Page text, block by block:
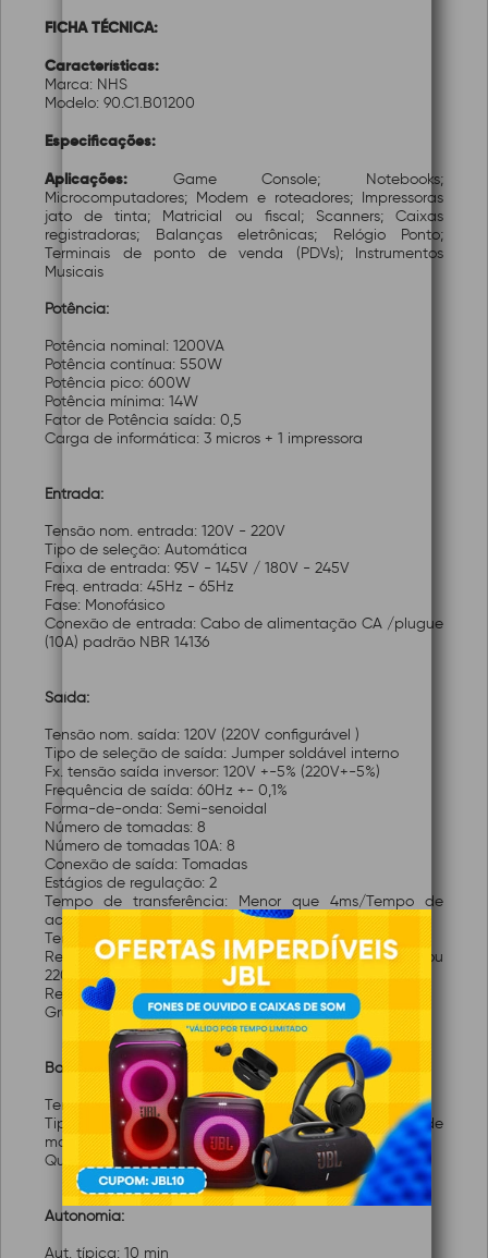
FICHA TÉCNICA:
Características:
Marca: NHS
Modelo: 90.C1.B01200
Especificações:
Aplicações: Game Console; Notebooks;
Microcomputadores; Modem e roteadores; Impressoras
jato de tinta; Matricial ou fiscal; Scanners; Caixas
registradoras; Balanças eletrônicas; Relógio Ponto;
Terminais de ponto de venda (PDVs); Instrumentos
Musicais
Potência:
Potência nominal: 1200VA
Potência contínua: 550W
Potência pico: 600W
Potência mínima: 14W
Fator de Potência saída: 0,5
Carga de informática: 3 micros + 1 impressora
Entrada:
Tensão nom. entrada: 120V - 220V
Tipo de seleção: Automática
Faixa de entrada: 95V - 145V / 180V - 245V
Freq. entrada: 45Hz - 65Hz
Fase: Monofásico
Conexão de entrada: Cabo de alimentação CA /plugue
(10A) padrão NBR 14136
Saída:
Tensão nom. saída: 120V (220V configurável )
Tipo de seleção de saída: Jumper soldável interno
Fx. tensão saída inversor: 120V +-5% (220V+-5%)
Frequência de saída: 60Hz +- 0,1%
Forma-de-onda: Semi-senoidal
Número de tomadas: 8
Número de tomadas 10A: 8
Conexão de saída: Tomadas
Estágios de regulação: 2
Tempo de transferência: Menor que 4ms/Tempo de
acionamento do inversor menor que 0,8ms
Tempo de comutação: Menor que 4ms
Rend. pl. carga rede: >= 95% para 120V/120V ou
220V/220V / >= 90% para 120V/220V ou 220V/120V
Rend. pl. carga inversor: >= 80%
Grupo gerador: Compatibilidade sob consulta
Bateria:
Tensão operação: 24V
Tipo de bateria: Chumbo ácida selada VRLA livre de
manutenção e à prova de vazamento
Quantidade de baterias: 2 x 7Ah/12V
Autonomia:
Aut. típica: 10 min